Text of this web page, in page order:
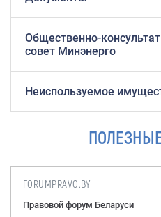
Общественно-
совет Минэнерго
Неиспользуемое
FORUMPRAVO.BY
Правовой форум Беларуси